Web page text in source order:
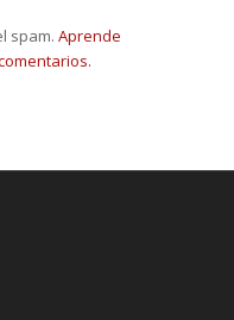
spam. Aprende